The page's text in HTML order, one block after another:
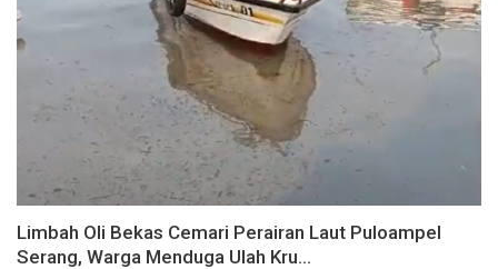
Limbah Oli Bekas Cemari Perairan Laut Puloampel
Serang, Warga Menduga Ulah Kru…